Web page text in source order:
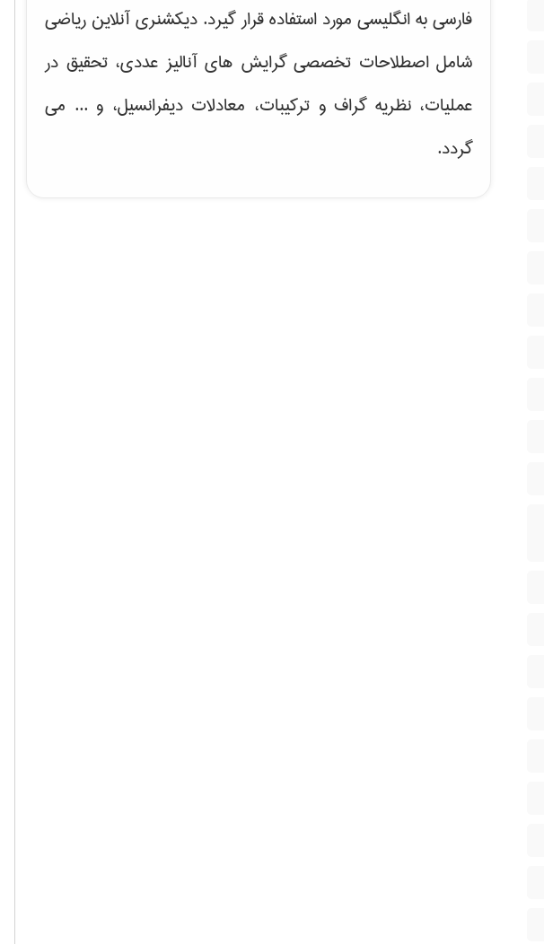
فارسی به انگلیسی مورد استفاده قرار گیرد. دیکشنری آنلاین ریاضی
شامل اصطلاحات تخصصی گرایش هایآنالیز عددی، تحقیق در
عملیات، نظریه گراف و تركیبات، معادلات دیفرانسیل، و ... می
گردد.